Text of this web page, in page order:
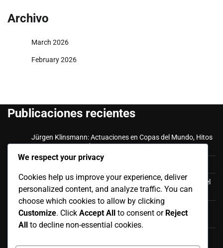
Archivo
March 2026
February 2026
Publicaciones recientes
Jürgen Klinsmann: Actuaciones en Copas del Mundo, Hitos
Gerd Müller: Cambiando roles de delantero, Influencia en el
marcador, Legado en el fútbol alemán
Andreas Brehme: Gloria en la Copa del Mundo, Logros en
clubes, Hitos personales
We respect your privacy
Cookies help us improve your experience, deliver
personalized content, and analyze traffic. You can
choose which cookies to allow by clicking
Customize. Click Accept All to consent or Reject
All to decline non-essential cookies.